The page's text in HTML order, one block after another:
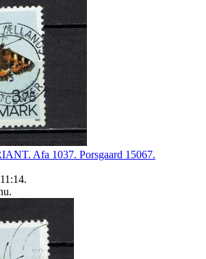
Afa 1037. Porsgaard 15067.
.
.